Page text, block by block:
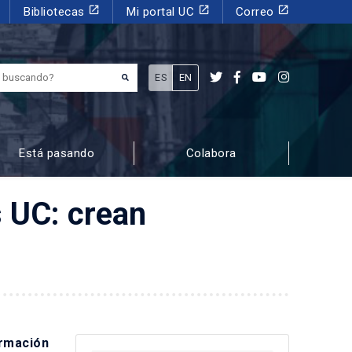
Bibliotecas launch Mi portal UC launch Correo launch
¿Qué estás buscando?
ES EN
Está pasando Colabora
crean